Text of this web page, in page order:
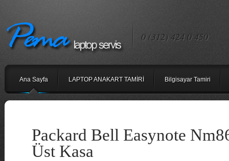
0 (312) 424 0 450
Ana Sayfa LAPTOP ANAKART TAMİRİ Bilgisayar Tamiri
Packard Bell Easynote
Üst Kasa